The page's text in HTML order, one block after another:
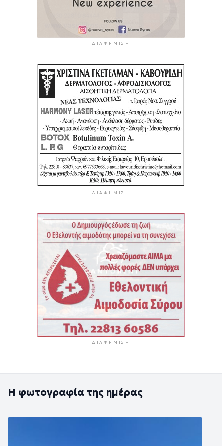
ΔΙΑΦΉΜΙΣΗ
ΔΙΑΦΉΜΙΣΗ
ΔΙΑΦΉΜΙΣΗ
Η φωτογραφία της ημέρας